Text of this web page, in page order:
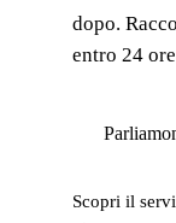
dopo.
entro 24
Scopri il